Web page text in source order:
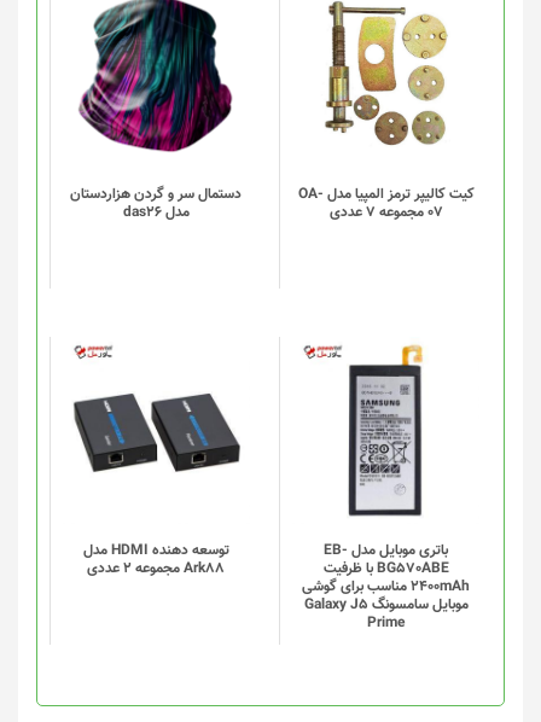
انتخاب
شوند
کیت کالیپر ترمز المپیا مدل OA-
07 مجموعه 7 عددی
دستمال سر و گردن هزاردستان
مدل das26
این
محصول
دارای
انواع
مختلفی
می
گزینه
ها
محصول
شوند
باتری موبایل مدل EB-
BG570ABE با ظرفیت
2400mAh مناسب برای گوشی
موبایل سامسونگ Galaxy J5
Prime
توسعه دهنده HDMI مدل
Ark88 مجموعه 2 عددی